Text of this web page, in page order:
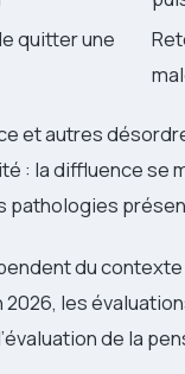
quitter une
et autres
: la diffluence
pathologies
du
les
de la